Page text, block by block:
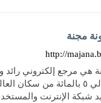
مجنة
http://
هي مرجع إلكتروني رائد
حوالي ٥ بالمائة من
شبكة الإنترنت